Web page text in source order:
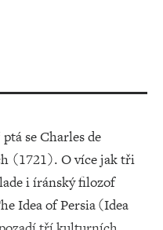
se Charles de
(1721). O více jak tři
i íránský filozof
Idea of Persia (Idea